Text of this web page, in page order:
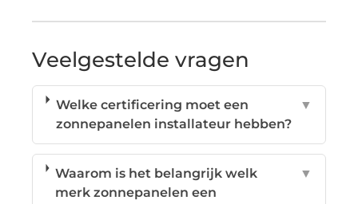
Veelgestelde vragen
Welke certificering moet een
zonnepanelen installateur hebben?
▼
Waarom is het belangrijk welk
merk zonnepanelen een
▼